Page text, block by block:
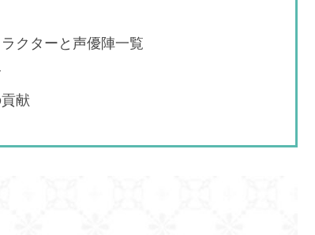
クターと声優陣一覧
献